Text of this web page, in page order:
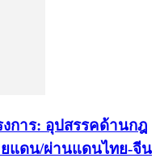
การ: อุปสรรคด้านกฎ
แดน/ผ่านแดนไทย-จีน